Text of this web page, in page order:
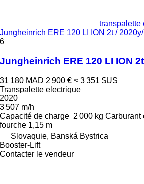
transpalette
Jungheinrich ERE 120 LI ION 2t /
6
Jungheinrich ERE 120 LI ION
31 180 MAD 2 900 € ≈ 3 351 $US
Transpalette electrique
2020
3 507 m/h
Capacité de charge 2 000 kg Carburant
fourche 1,15 m
Slovaquie, Banská Bystrica
Booster-Lift
Contacter le vendeur